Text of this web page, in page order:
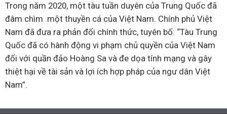
Trong năm 2020, một tàu tuần duyên của Trung Quốc đã
đâm chìm một thuyền cá của Việt Nam. Chính phủ Việt
Nam đã đưa ra phản đối chính thức, tuyên bố: “Tàu Trung
Quốc đã có hành động vi phạm chủ quyền của Việt Nam
đối với quần đảo Hoàng Sa và đe dọa tính mạng và gây
thiệt hại về tài sản và lợi ích hợp pháp của ngư dân Việt
Nam”.